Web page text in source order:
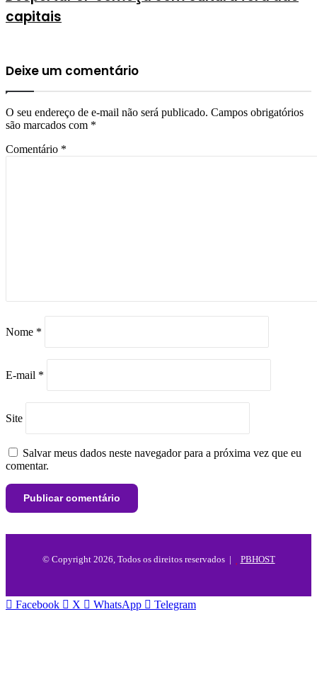
capitais
Deixe um comentário
O seu endereço de e-mail não será publicado. Campos obrigatórios
são marcados com *
Comentário *
Nome *
E-mail *
Site
Salvar meus dados neste navegador para a próxima vez que eu
comentar.
© Copyright 2026, Todos os direitos reservados | PBHOST
Facebook X WhatsApp Telegram